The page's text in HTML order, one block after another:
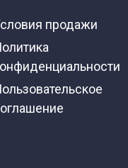
продажи